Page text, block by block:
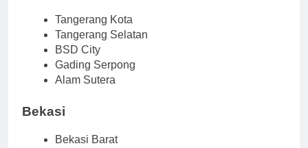
Tangerang Kota
Tangerang Selatan
BSD City
Gading Serpong
Alam Sutera
Bekasi
Bekasi Barat